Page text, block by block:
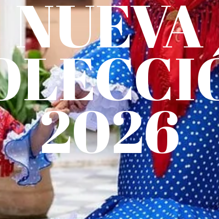
NUEVA
2026